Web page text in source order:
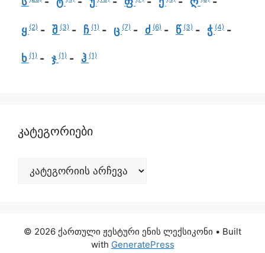
ყ (2) შ (3) ჩ (1) ც (7) ძ (6) წ (3) ჭ (4)
ხ (1) ჯ (1) ჰ (1)
კატეგორიები
© 2026 ქართული ჟესტური ენის ლექსიკონი • Built
with GeneratePress